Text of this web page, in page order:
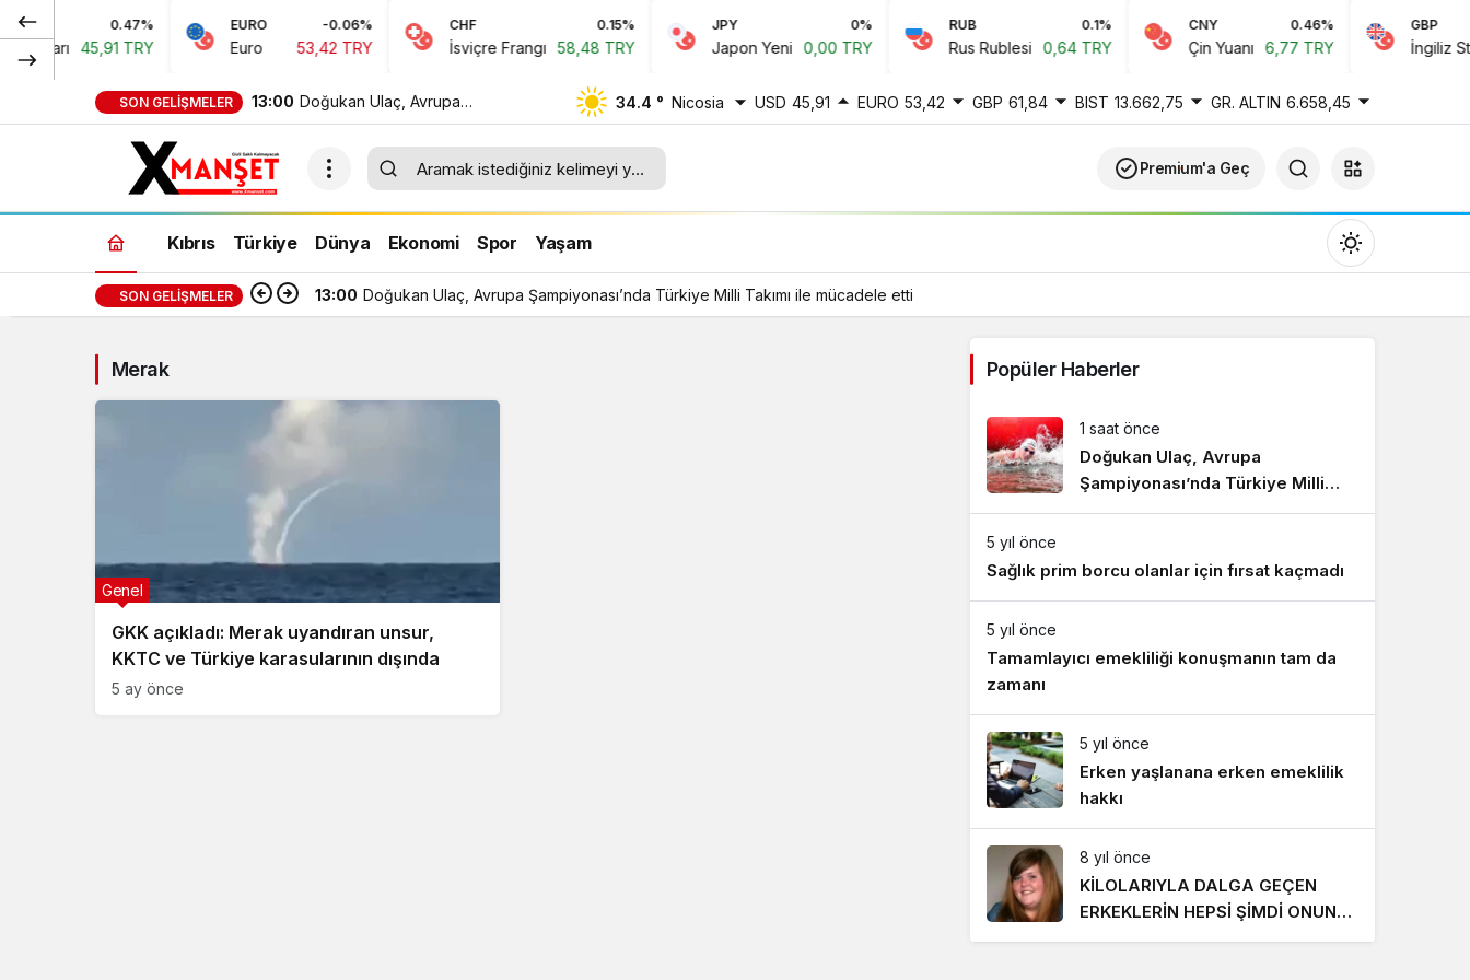
0.47%
45,91 TRY
EURO -0.06%
Euro 53,42 TRY
CHF 0.15%
İsviçre Frangı 58,48 TRY Japon Yeni 0,00 TRY
RUB 0.1%
Rus Rublesi 0,64 TRY
CNY 0.46%
Çin Yuanı 6,77 TRY
GBP
İngiliz
SON GELIŞMELER 13:00 Doğukan Ulaç, Avrupa
Şampiyonası’nda Türkiye Milli
Takımı ile mücadele etti
34.4 ° Nicosia USD 45,91 EURO 53,42 GBP 61,84 BIST 13.662,75 GR. ALTIN 6.658,45
Premium'a Geç
Kıbrıs Türkiye Dünya Ekonomi Spor Yaşam
Gündüz modunu seçin.
SON GELIŞMELER 13:00 Doğukan Ulaç, Avrupa Şampiyonası’nda Türkiye Milli Takımı ile mücadele etti
Merak
GKK açıkladı: Merak uyandıran unsur,
KKTC ve Türkiye karasularının dışında
Genel
5 ay önce
Popüler Haberler
1 saat önce
Doğukan Ulaç, Avrupa
Şampiyonası’nda Türkiye Milli
Takımı ile mücadele etti
5 yıl önce
Sağlık prim borcu olanlar için fırsat kaçmadı
5 yıl önce
Tamamlayıcı emekliliği konuşmanın tam da
zamanı
5 yıl önce
Erken yaşlanana erken emeklilik
hakkı
8 yıl önce
KİLOLARIYLA DALGA GEÇEN
ERKEKLERİN HEPSİ ŞİMDİ ONUN
PEŞİNDE! SON HALİ İNANILMAZ